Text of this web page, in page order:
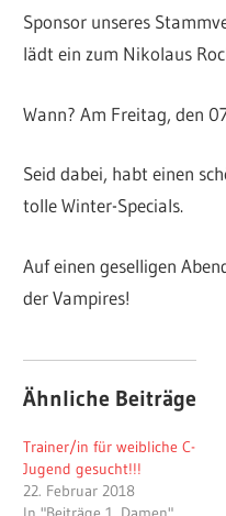
Sponsor unseres
lädt ein zum Nikolaus
Wann? Am Freitag, den
Seid dabei, habt einen
tolle Winter-Specials.
Auf einen geselligen
der Vampires!
Ähnliche Beiträge
Trainer/in für weibliche C-
Jugend gesucht!!!
22. Februar 2018